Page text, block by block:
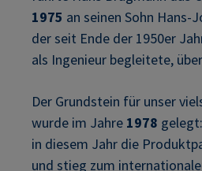
1975 an seinen Sohn Hans-
der seit Ende der 1950er
als Ingenieur begleitete,
Der Grundstein für unser
wurde im Jahre 1978
in diesem Jahr die
und stieg zum